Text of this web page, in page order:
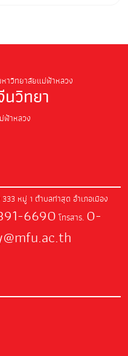
นวิทยา
ฟ้าหลวง
333 หมู่ 1 ตำบลท่าสุด อำเภอเมือง
6690 โทรสาร. 0-